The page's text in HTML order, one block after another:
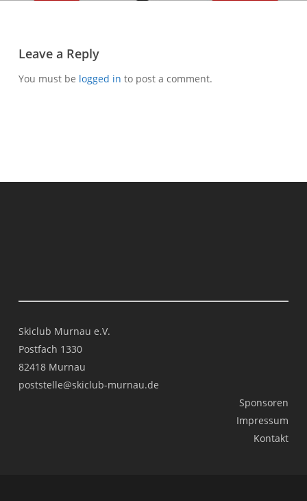
Leave a Reply
You must be logged in to post a comment.
Skiclub Murnau e.V.
Postfach 1330
82418 Murnau
poststelle@skiclub-murnau.de
Sponsoren
Impressum
Kontakt